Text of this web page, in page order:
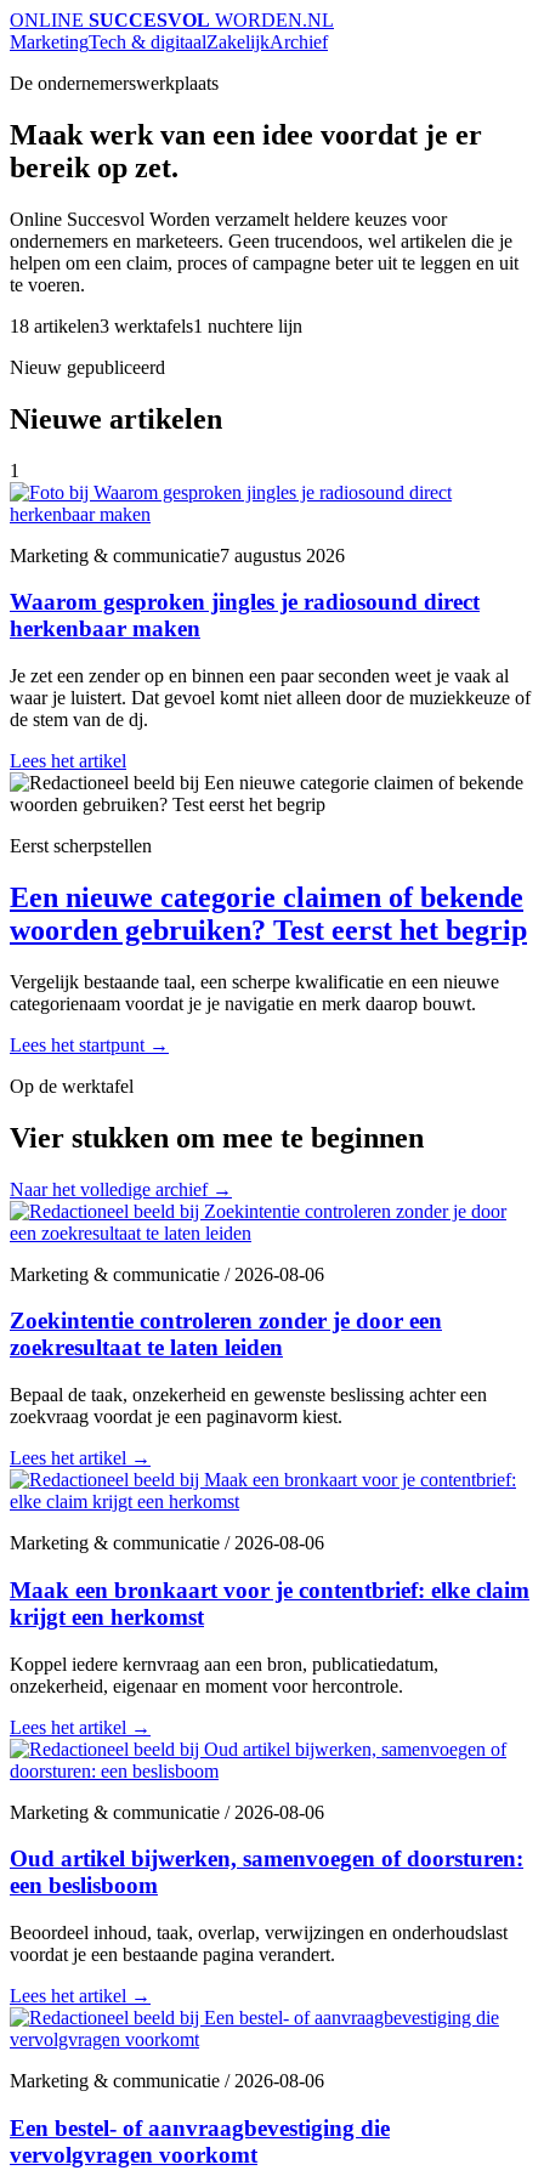
ONLINE SUCCESVOL WORDEN.NL
MarketingTech & digitaalZakelijkArchief
De ondernemerswerkplaats
Maak werk van een idee voordat je er
bereik op zet.
Online Succesvol Worden verzamelt heldere keuzes voor
ondernemers en marketeers. Geen trucendoos, wel artikelen die je
helpen om een claim, proces of campagne beter uit te leggen en uit
te voeren.
18 artikelen3 werktafels1 nuchtere lijn
Nieuw gepubliceerd
Nieuwe artikelen
1
Marketing & communicatie7 augustus 2026
Waarom gesproken jingles je radiosound direct
herkenbaar maken
Je zet een zender op en binnen een paar seconden weet je vaak al
waar je luistert. Dat gevoel komt niet alleen door de muziekkeuze of
de stem van de dj.
Lees het artikel
Eerst scherpstellen
Een nieuwe categorie claimen of bekende
woorden gebruiken? Test eerst het begrip
Vergelijk bestaande taal, een scherpe kwalificatie en een nieuwe
categorienaam voordat je je navigatie en merk daarop bouwt.
Lees het startpunt →
Op de werktafel
Vier stukken om mee te beginnen
Naar het volledige archief →
Marketing & communicatie /2026-08-06
Zoekintentie controleren zonder je door een
zoekresultaat te laten leiden
Bepaal de taak, onzekerheid en gewenste beslissing achter een
zoekvraag voordat je een paginavorm kiest.
Lees het artikel →
Marketing & communicatie /2026-08-06
Maak een bronkaart voor je contentbrief: elke claim
krijgt een herkomst
Koppel iedere kernvraag aan een bron, publicatiedatum,
onzekerheid, eigenaar en moment voor hercontrole.
Lees het artikel →
Marketing & communicatie /2026-08-06
Oud artikel bijwerken, samenvoegen of doorsturen:
een beslisboom
Beoordeel inhoud, taak, overlap, verwijzingen en onderhoudslast
voordat je een bestaande pagina verandert.
Lees het artikel →
Marketing & communicatie /2026-08-06
Een bestel- of aanvraagbevestiging die
vervolgvragen voorkomt